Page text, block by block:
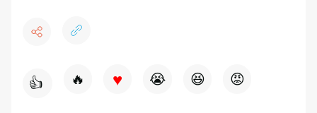
👍 🔥 ♥ 😭 😆 😡